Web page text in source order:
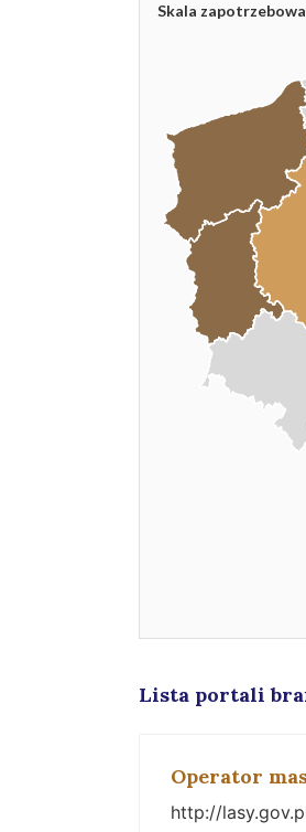
Skala
Lista portali
Operator
http://